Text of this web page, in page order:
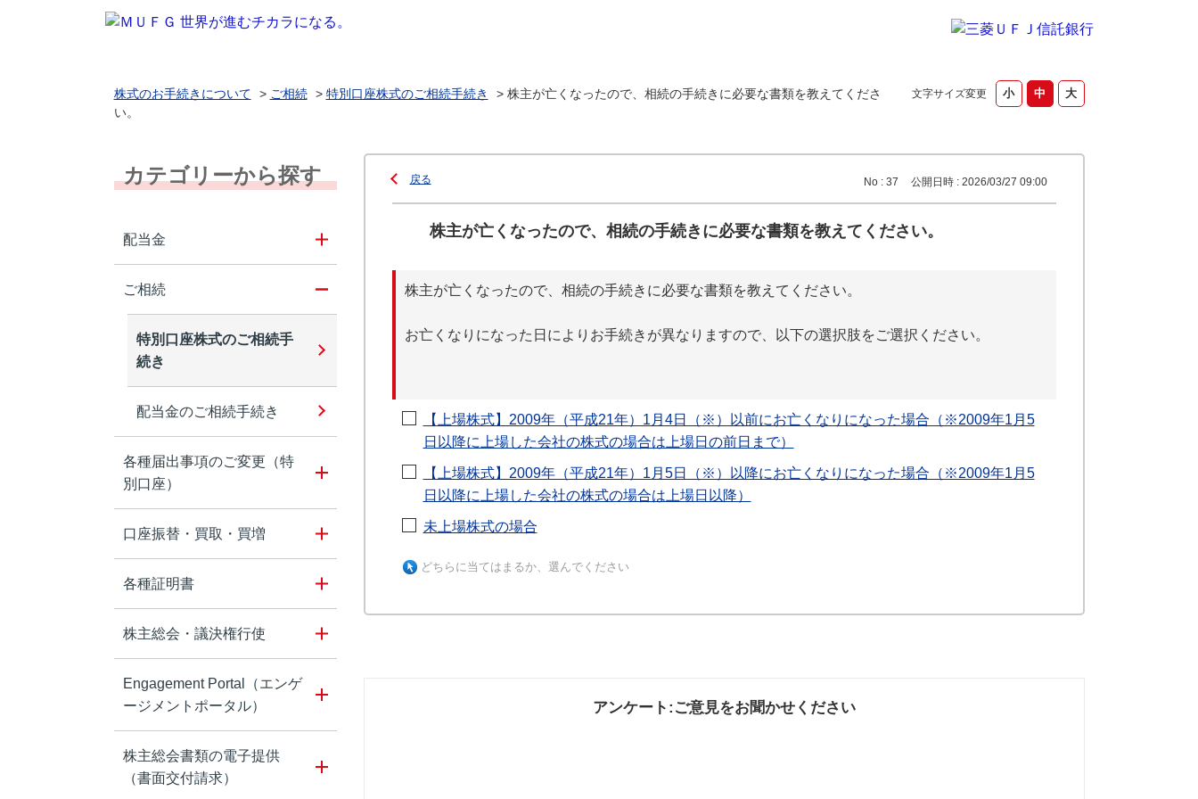
文字サイズ変更
株式のお手続きについて > ご相続 > 特別口座株式のご相続手続き > 株主が亡くなったので、相続の手続きに必要な書類を教えてくださ
い。
カテゴリーから探す
配当金
ご相続
特別口座株式のご相続手
続き
配当金のご相続手続き
各種届出事項のご変更（特
別口座）
口座振替・買取・買増
各種証明書
株主総会・議決権行使
Engagement Portal（エンゲ
ージメントポータル）
株主総会書類の電子提供
（書面交付請求）
戻る No : 37 公開日時 : 2026/03/27 09:00
株主が亡くなったので、相続の手続きに必要な書類を教えてください。
株主が亡くなったので、相続の手続きに必要な書類を教えてください。
お亡くなりになった日によりお手続きが異なりますので、以下の選択肢をご選択ください。
【上場株式】2009年（平成21年）1月4日（※）以前にお亡くなりになった場合（※2009年1月5
日以降に上場した会社の株式の場合は上場日の前日まで）
【上場株式】2009年（平成21年）1月5日（※）以降にお亡くなりになった場合（※2009年1月5
日以降に上場した会社の株式の場合は上場日以降）
未上場株式の場合
どちらに当てはまるか、選んでください
アンケート:ご意見をお聞かせください